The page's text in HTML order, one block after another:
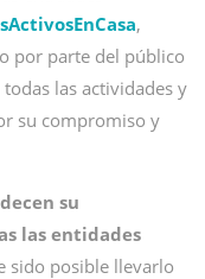
,
por parte del público
las actividades y
su compromiso y
su
las entidades
sido posible llevarlo